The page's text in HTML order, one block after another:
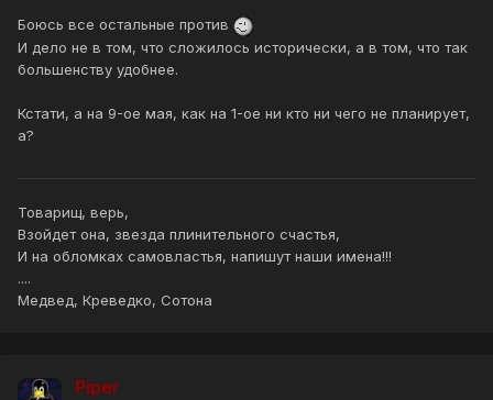
Боюсь все остальные против
И дело не в том, что сложилось исторически, а в том, что так
большенству удобнее.
Кстати, а на 9-ое мая, как на 1-ое ни кто ни чего не планирует,
а?
Товарищ, верь,
Взойдет она, звезда плинительного счастья,
И на обломках самовластья, напишут наши имена!!!
....
Медвед, Креведко, Сотона
Piper